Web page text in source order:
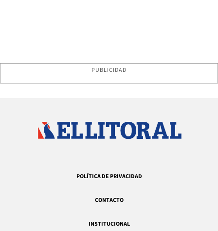
PUBLICIDAD
POLÍTICA DE PRIVACIDAD
CONTACTO
INSTITUCIONAL